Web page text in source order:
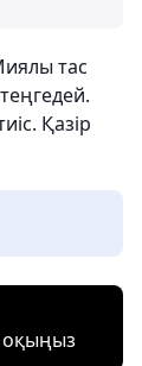
тас
Қазір
оқыңыз